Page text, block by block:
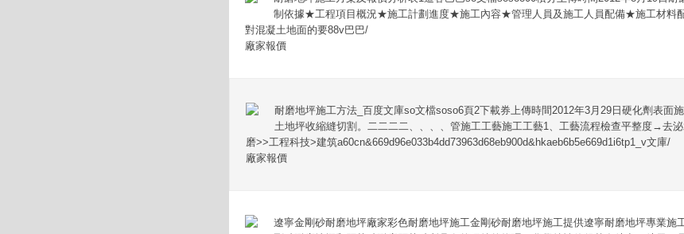
制依據★工程項目概況★施工計劃進度★施工內容★管理人員及施工人員配備★施工材料
對混凝土地面的要88v巴巴/
廠家報價
耐磨地坪施工方法_百度文庫so文檔soso6頁2下載券上傳時間2012年3月29日硬化劑表面
土地坪收縮縫切割。二二二二、、、、管施工工藝施工工藝1、工藝流程檢查平整度→去
磨>>工程科技>建筑a60cn&669d96e033b4dd73963d68eb900d&hkaeb6b5e669d1i6tp1_v文庫/
廠家報價
遼寧金剛砂耐磨地坪廠家彩色耐磨地坪施工金剛砂耐磨地坪施工提供遼寧耐磨地坪專業施